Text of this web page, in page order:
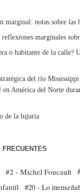
marginal: notas sobre las
marginales
o habitante de la calle?
del río
América del Norte
de la lujuria
#2 - Michel Foucault
#20 - Lo